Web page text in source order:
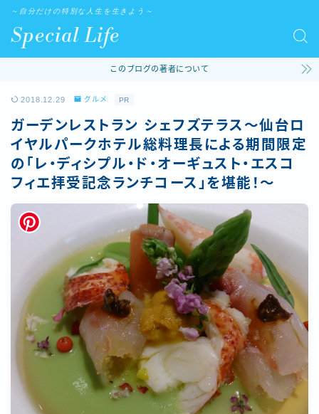
Special Life
～自分だけの特別な人生を生きよう～
このブログの著者について
2018.12.29 グルメ PR
ガーデンレストラン シェフズテラス〜仙台ロ
イヤルパークホテル総料理長による期間限定
の「レ・ディシプル・ド・オーギュスト・エスコ
フィエ拝受記念ランチコース」を堪能！〜